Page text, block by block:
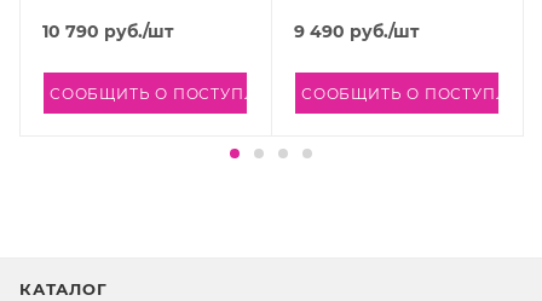
10 790 руб./шт
СООБЩИТЬ О ПОСТУПЛЕНИИ
9 490 руб./шт
СООБЩИТЬ О
КАТАЛОГ